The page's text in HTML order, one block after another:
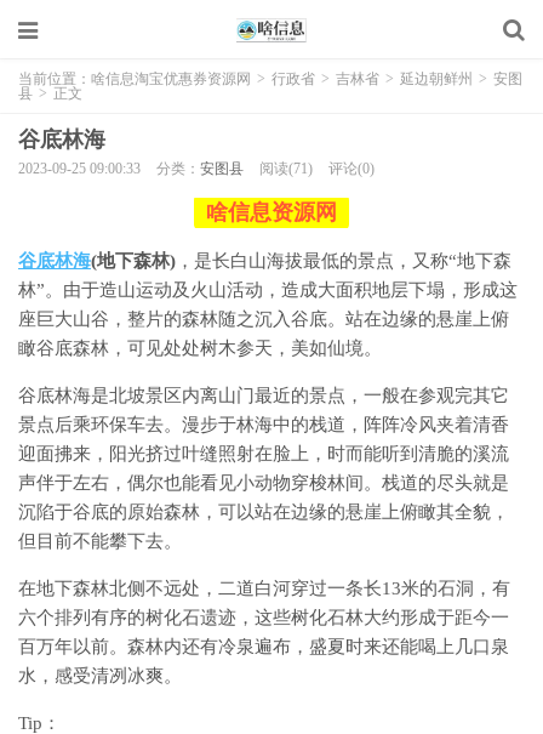
当前位置： 啥信息淘宝优惠券资源网 > 行政省 > 吉林省 > 延边朝鲜州 > 安图
县 > 正文
谷底林海
2023-09-25 09:00:33 分类： 安图县 阅读(71) 评论(0)
啥信息资源网
谷底林海(地下森林) ，是长白山海拔最低的景点，又称“地下森
林”。由于造山运动及火山活动，造成大面积地层下塌，形成这
座巨大山谷，整片的森林随之沉入谷底。站在边缘的悬崖上俯
瞰谷底森林，可见处处树木参天，美如仙境。
谷底林海是北坡景区内离山门最近的景点，一般在参观完其它
景点后乘环保车去。漫步于林海中的栈道，阵阵冷风夹着清香
迎面拂来，阳光挤过叶缝照射在脸上，时而能听到清脆的溪流
声伴于左右，偶尔也能看见小动物穿梭林间。栈道的尽头就是
沉陷于谷底的原始森林，可以站在边缘的悬崖上俯瞰其全貌，
但目前不能攀下去。
在地下森林北侧不远处，二道白河穿过一条长13米的石洞，有
六个排列有序的树化石遗迹，这些树化石林大约形成于距今一
百万年以前。森林内还有冷泉遍布，盛夏时来还能喝上几口泉
水，感受清冽冰爽。
Tip：